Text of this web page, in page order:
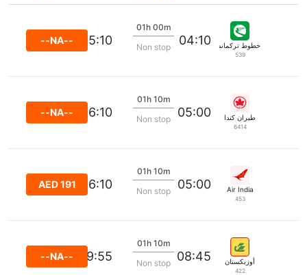
خطوط تركمانستان الجوية
539
04:10
01h 00m
Non stop
05:10
--NA--
طيران كندا
6414
05:00
01h 10m
Non stop
06:10
--NA--
Air India
453
05:00
01h 10m
Non stop
06:10
AED 191
أوزبكستان
422
08:45
01h 10m
Non stop
09:55
--NA--